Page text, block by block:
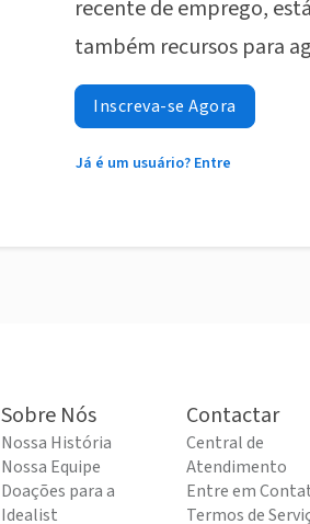
recente de emprego,
também recursos para
Inscreva-se Agora
Já é um usuário? Entre
Sobre Nós
Nossa História
Nossa Equipe
Doações para a
Idealist
Contactar
Central de
Atendimento
Entre em
Termos de